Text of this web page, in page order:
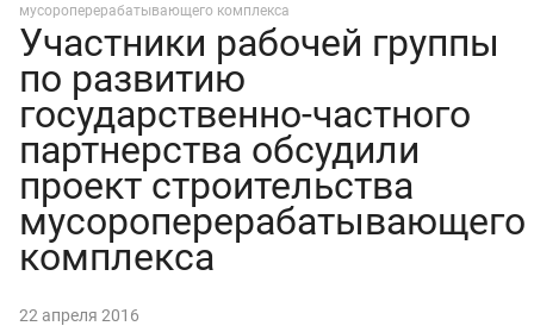
мусороперерабатывающего комплекса
Участники рабочей группы
по развитию
государственно-частного
партнерства обсудили
проект строительства
мусороперерабатывающего
комплекса
22 апреля 2016